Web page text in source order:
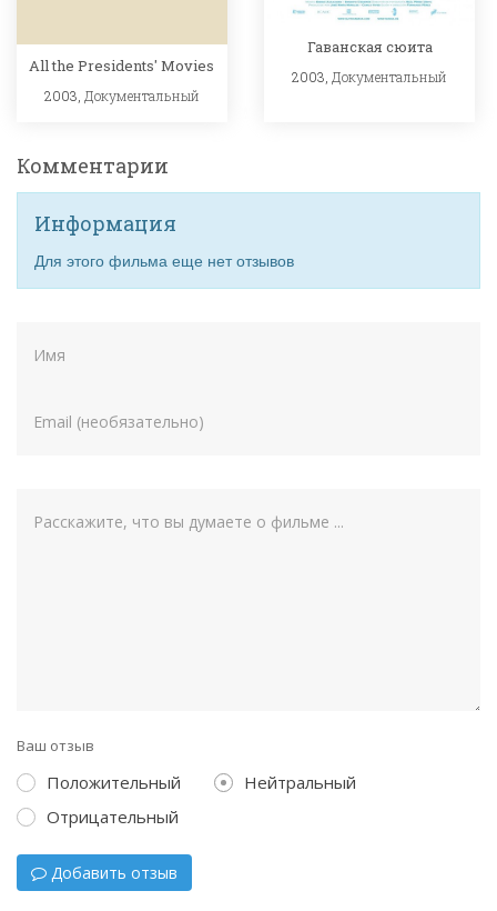
All the Presidents' Movies
2003, Документальный
Гаванская сюита
2003, Документальный
Комментарии
Информация
Для этого фильма еще нет отзывов
Ваш отзыв
Положительный
Нейтральный
Отрицательный
Добавить отзыв